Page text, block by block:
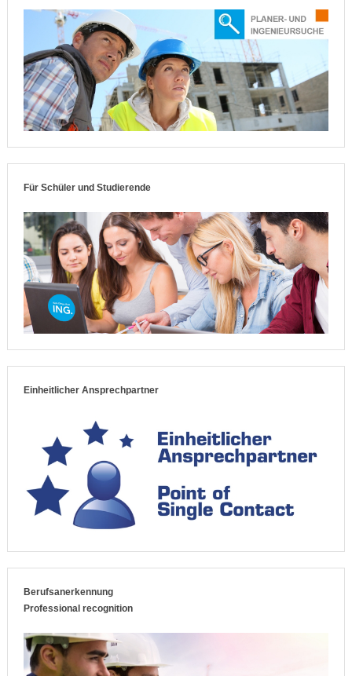
Für Schüler und Studierende
Einheitlicher Ansprechpartner
Berufsanerkennung
Professional recognition